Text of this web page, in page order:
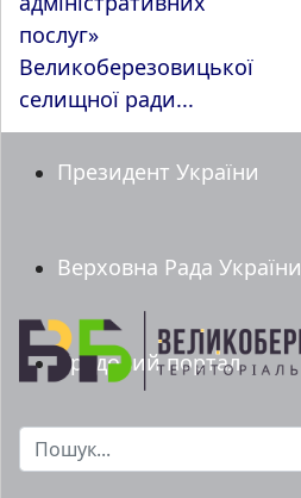
послуг»
Великоберезовицької
селищної ради...
Президент України
Верховна Рада України
Урядовий портал
Мінрегіон
Пошук...